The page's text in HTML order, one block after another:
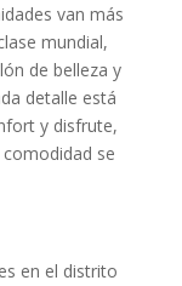
van más
mundial,
de belleza y
detalle está
y disfrute,
se
en el distrito